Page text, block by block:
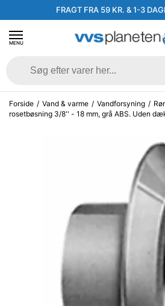
FRAGT FRA 59 KR. & 1-3
MENU
Forside / Vand & varme / Vandforsyning /
rosetbøsning 3/8'' - 18 mm, grå ABS. Uden